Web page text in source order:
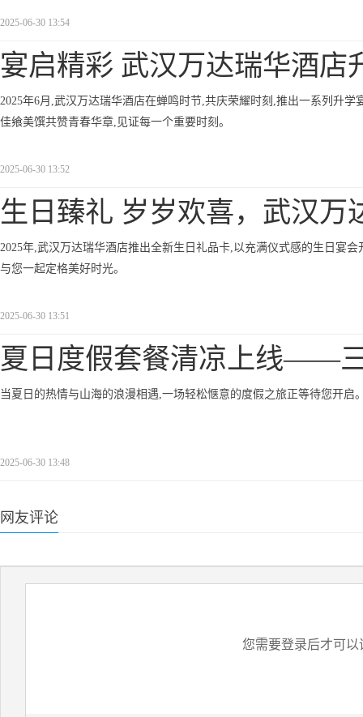
2025-06-30 13:54
宴启精彩 武汉万达瑞华酒店
2025年6月,武汉万达瑞华酒店在蝉鸣时节,共庆荣耀时刻,推出一系列升
佳飨美馔共赞青春华章,见证每一个重要时刻。
2025-06-30 13:52
生日臻礼 岁岁欢喜，武汉万
2025年,武汉万达瑞华酒店推出全新生日礼品卡,以充满仪式感的生日宴
与您一起定格美好时光。
2025-06-30 13:51
夏日度假套餐清凉上线——
当夏日的热情与山海的浪漫相遇,一场轻松惬意的度假之旅正等待您开启
2025-06-30 13:48
网友评论
您需要登录后才可以